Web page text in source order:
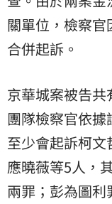
關單位，檢察
合併起訴。
京華城案被告
團隊檢察官依
至少會起訴柯文
應曉薇等5人，
兩罪；彭為圖